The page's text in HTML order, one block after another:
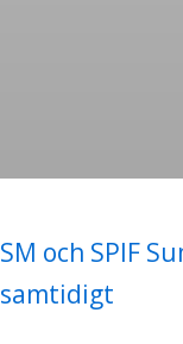
SM och SPIF
samtidigt